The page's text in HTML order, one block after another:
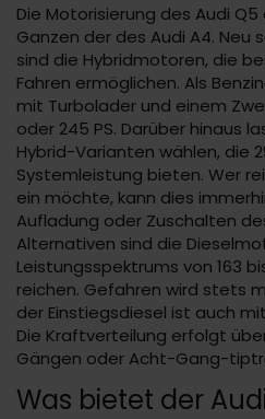
Die Motorisierung des Audi
Ganzen der des Audi A4. Neu
sind die Hybridmotoren, die
Fahren ermöglichen. Als
mit Turbolader und einem
oder 245 PS. Darüber hinaus
Hybrid-Varianten wählen, die
Systemleistung bieten. Wer
ein möchte, kann dies
Aufladung oder Zuschalten
Alternativen sind die
Leistungsspektrums von 163
reichen. Gefahren wird stets
der Einstiegsdiesel ist auch
Die Kraftverteilung erfolgt
Gängen oder Acht-Gang-
Was bietet der